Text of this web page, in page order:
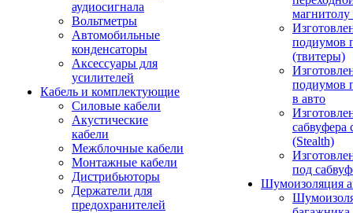
аудиосигнала
Вольтметры
Автомобильные
конденсаторы
Аксессуары для
усилителей
Кабель и комплектующие
Силовые кабели
Акустические
кабели
Межблочные кабели
Монтажные кабели
Дистрибьюторы
Держатели для
предохранителей
подиумов
(твитеры)
подиумов
в авто
сабвуфера
(Stealth)
под
Шумоизоляция